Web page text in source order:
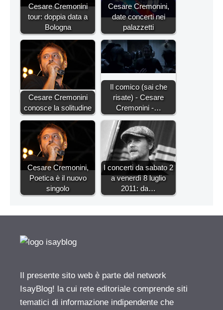
Cesare Cremonini
tour: doppia data a
Bologna
Cesare Cremonini,
date concerti nei
palazzetti
Cesare Cremonini
conosce la solitudine
Il comico (sai che
risate) - Cesare
Cremonini -…
Cesare Cremonini,
Poetica è il nuovo
singolo
I concerti da sabato 2
a venerdì 8 luglio
2011: da…
Il presente sito web è parte del network
IsayBlog! la cui rete editoriale comprende siti
tematici di informazione indipendente che